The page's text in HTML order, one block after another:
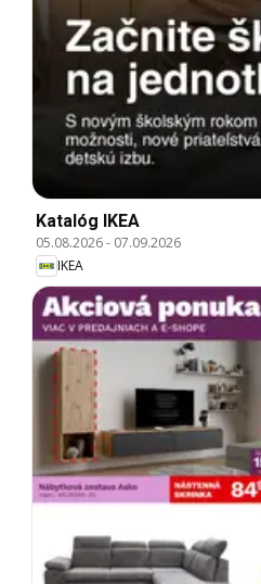
Katalóg IKEA
05.08.2026- 07.09.2026
IKEA